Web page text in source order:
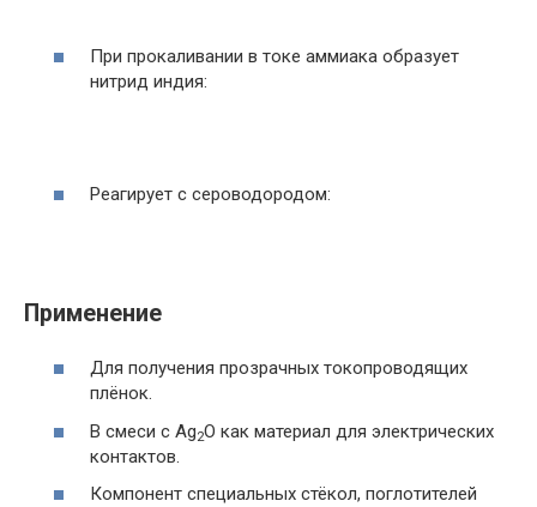
При прокаливании в токе аммиака образует
нитрид индия:
Реагирует с сероводородом:
Применение
Для получения прозрачных токопроводящих
плёнок.
В смеси с Ag2O как материал для электрических
контактов.
Компонент специальных стёкол, поглотителей